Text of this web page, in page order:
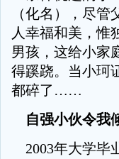
（化名），尽
人幸福和美，惟
男孩，这给小家
得蹊跷。当小珂
都碎了……
自强小伙令我
2003年大学毕